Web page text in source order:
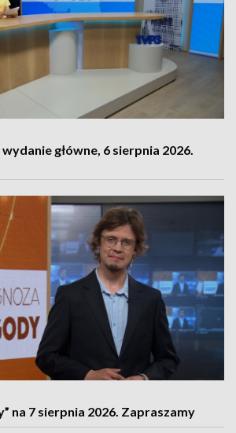
główne, 6 sierpnia 2026.
na 7 sierpnia 2026. Zapraszamy